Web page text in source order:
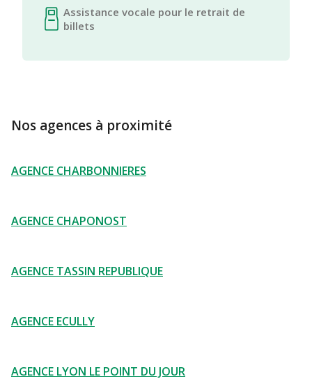
Assistance vocale pour le retrait de
billets
Nos agences à proximité
AGENCE CHARBONNIERES
AGENCE CHAPONOST
AGENCE TASSIN REPUBLIQUE
AGENCE ECULLY
AGENCE LYON LE POINT DU JOUR